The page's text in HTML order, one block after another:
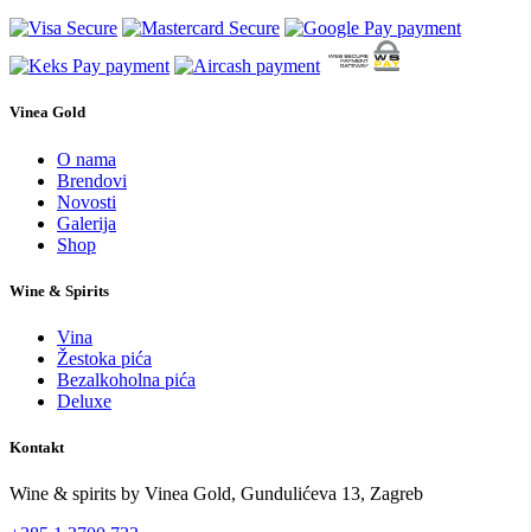
Vinea Gold
O nama
Brendovi
Novosti
Galerija
Shop
Wine & Spirits
Vina
Žestoka pića
Bezalkoholna pića
Deluxe
Kontakt
Wine & spirits by Vinea Gold, Gundulićeva 13, Zagreb